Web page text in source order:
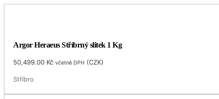
Argor Heraeus Stříbrný slitek 1 Kg
50,499.00 Kč včetně DPH (CZK)
Stříbro